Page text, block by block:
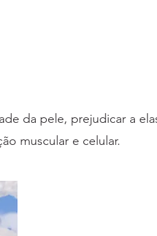
da pele, prejudicar a
muscular e celular.